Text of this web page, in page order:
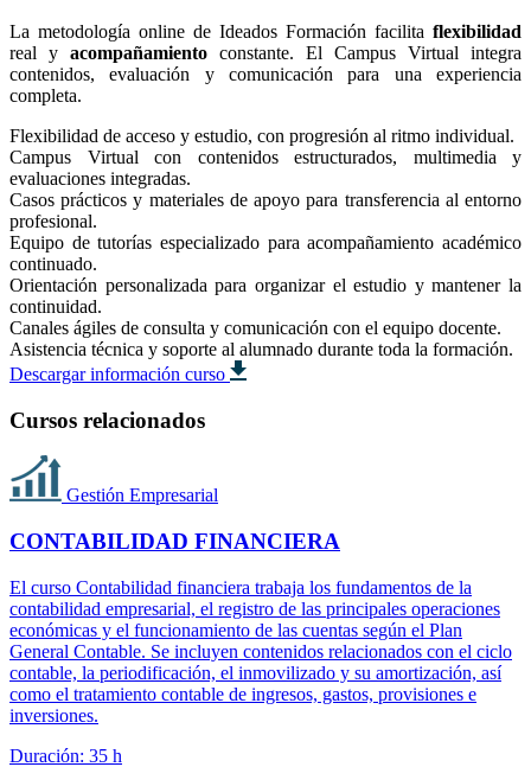
La metodología online de Ideados Formación facilita flexibilidad
real y acompañamiento constante. El Campus Virtual integra
contenidos, evaluación y comunicación para una experiencia
completa.
Flexibilidad de acceso y estudio, con progresión al ritmo individual.
Campus Virtual con contenidos estructurados, multimedia y
evaluaciones integradas.
Casos prácticos y materiales de apoyo para transferencia al entorno
profesional.
Equipo de tutorías especializado para acompañamiento académico
continuado.
Orientación personalizada para organizar el estudio y mantener la
continuidad.
Canales ágiles de consulta y comunicación con el equipo docente.
Asistencia técnica y soporte al alumnado durante toda la formación.
Descargar información curso
Cursos relacionados
Gestión Empresarial
CONTABILIDAD FINANCIERA
El curso Contabilidad financiera trabaja los fundamentos de la
contabilidad empresarial, el registro de las principales operaciones
económicas y el funcionamiento de las cuentas según el Plan
General Contable. Se incluyen contenidos relacionados con el ciclo
contable, la periodificación, el inmovilizado y su amortización, así
como el tratamiento contable de ingresos, gastos, provisiones e
inversiones.
Duración: 35 h